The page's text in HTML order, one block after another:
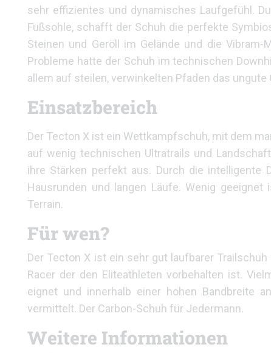
sehr effizientes und dynamisches Laufgefühl.
Fußsohle, schafft der Schuh die perfekte
Steinen und Geröll im Gelände und die
Probleme hatte der Schuh im technischen
allem auf steilen, verwinkelten Pfaden das
Einsatzbereich
Der Tecton X ist ein Wettkampfschuh, mit dem
auf wenig technischen Ultratrails und
ihre Stärken perfekt aus. Durch die intelligente
Hausrunden und langen Läufe. Wenig
Terrain.
Für wen?
Der Tecton X ist ein sehr gut laufbarer
Racer der den Eliteathleten vorbehalten ist.
eignet und innerhalb einer hohen Bandbreite
vermittelt. Der Carbon-Schuh für Jedermann.
Weitere Informationen